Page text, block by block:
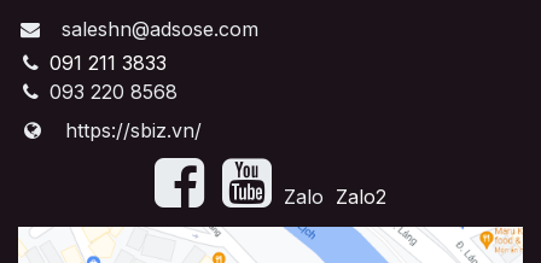
saleshn@adsose.com
091 211 3833
093 220 8568
https://sbiz.vn/
​Zalo Zalo2